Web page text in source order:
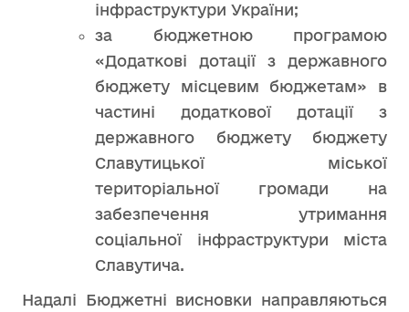
інфраструктури України;
за бюджетною програмою
«Додаткові дотації з державного
бюджету місцевим бюджетам» в
частині додаткової дотації з
державного бюджету бюджету
Славутицької міської
територіальної громади на
забезпечення утримання
соціальної інфраструктури міста
Славутича.
Надалі Бюджетні висновки направляються